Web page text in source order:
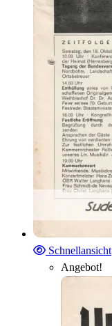
Schnellansicht
Angebot!